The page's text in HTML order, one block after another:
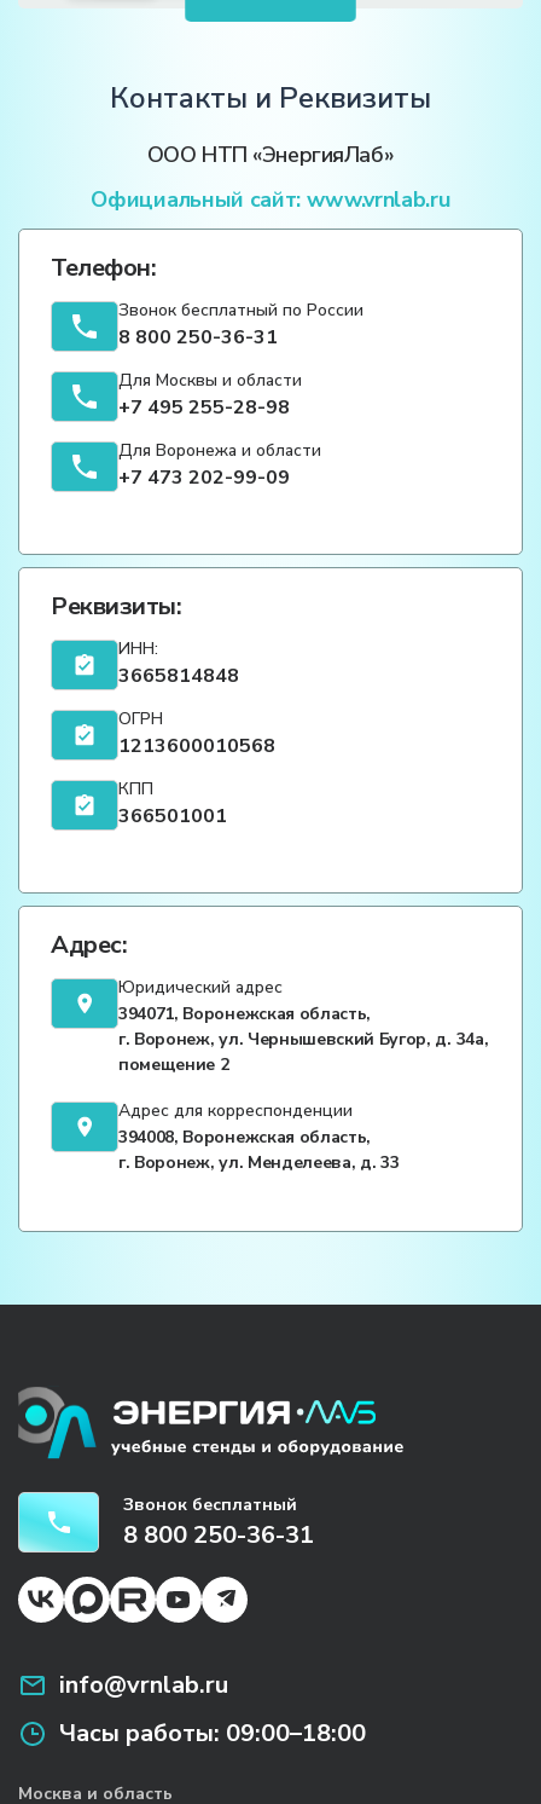
Контакты и Реквизиты
ООО НТП «ЭнергияЛаб»
Официальный сайт: www.vrnlab.ru
Телефон:
Звонок бесплатный по России
8 800 250-36-31
Для Москвы и области
+7 495 255-28-98
Для Воронежа и области
+7 473 202-99-09
Реквизиты:
ИНН:
3665814848
ОГРН
1213600010568
КПП
366501001
Адрес:
Юридический адрес
394071, Воронежская область,
г. Воронеж, ул. Чернышевский Бугор, д. 34а,
помещение 2
Адрес для корреспонденции
394008, Воронежская область,
г. Воронеж, ул. Менделеева, д. 33
Звонок бесплатный
8 800 250-36-31
info@vrnlab.ru
Часы работы: 09:00–18:00
Москва и область